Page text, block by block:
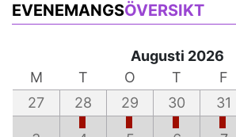
EVENEMANGSÖVERSIKT
Augusti 2026
M
T O T F
27
28 29 30 31